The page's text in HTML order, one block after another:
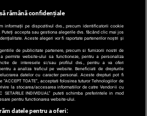
rămână confidențiale
informații pe dispozitivul dvs., precum identificatorii cookie
Puteți accepta sau gestiona alegerile dvs. făcând clic mai jos
Aceste alegeri vor fi raportate partenerilor noștri și
de publicitate partenere, precum si furnizorii nostri de
website-ului sa functioneze, pentru a personaliza
de interesele si/sau profilul dvs., pentru a va oferi
a analiza traficul pe website. Beneficiati de drepturile
datelor cu caracter personal. Aceste drepturi pot fi
“ACCEPT TOATE”, acceptati folosirea tuturor Tehnologiilor de
la stocarea/accesarea informatiilor de catre Vendor-ii cu
SETARILE INDIVIDUAL” puteti schimba preferintele in mod
pentru functionarea website-ului.
datele pentru a oferi: